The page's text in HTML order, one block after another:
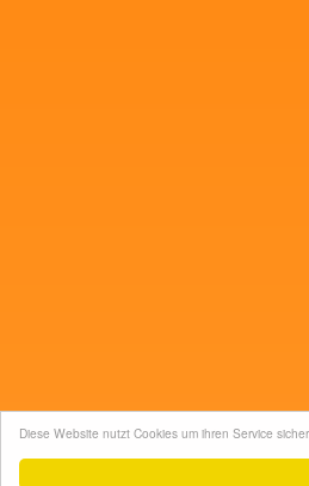
Diese Website nutzt Cookies um ihren Service